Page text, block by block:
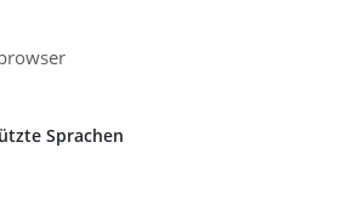
Sprachen